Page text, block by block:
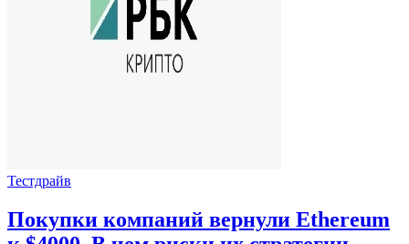
Тестдрайв
Покупки компаний вернули Ethereum